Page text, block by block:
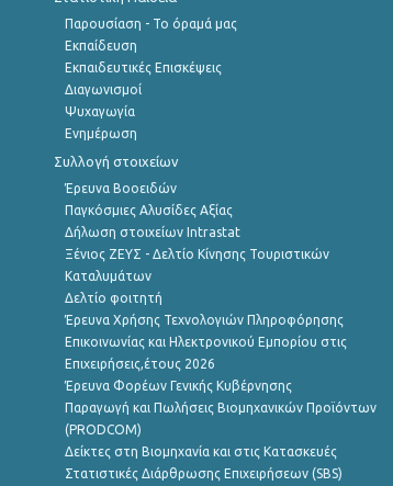
Παρουσίαση - Το όραμά μας
Εκπαίδευση
Εκπαιδευτικές Επισκέψεις
Διαγωνισμοί
Ψυχαγωγία
Ενημέρωση
Συλλογή στοιχείων
Έρευνα Βοοειδών
Παγκόσμιες Αλυσίδες Αξίας
Δήλωση στοιχείων Intrastat
Ξένιος ΖΕΥΣ - Δελτίο Κίνησης Τουριστικών
Καταλυμάτων
Δελτίο φοιτητή
Έρευνα Χρήσης Τεχνολογιών Πληροφόρησης
Επικοινωνίας και Ηλεκτρονικού Εμπορίου στις
Επιχειρήσεις,έτους 2026
Έρευνα Φορέων Γενικής Κυβέρνησης
Παραγωγή και Πωλήσεις Βιομηχανικών Προϊόντων
(PRODCOM)
Δείκτες στη Βιομηχανία και στις Κατασκευές
Στατιστικές Διάρθρωσης Επιχειρήσεων (SBS)